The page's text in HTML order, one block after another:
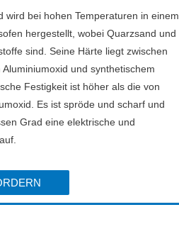
wird bei hohen Temperaturen in einem
hergestellt, wobei Quarzsand und
sind. Seine Härte liegt zwischen
und synthetischem
Festigkeit ist höher als die von
Es ist spröde und scharf und
Grad eine elektrische und